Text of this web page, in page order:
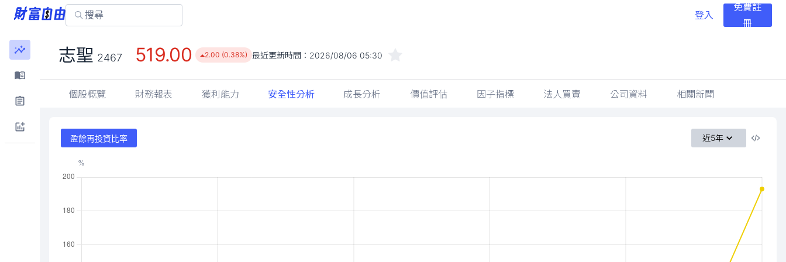
登入
免費註
冊
志聖 2467 519.00 2.00 (0.38%) 最近更新時間： 2026/08/06 05:30
個股概覽 財務報表 獲利能力 安全性分析 成長分析 價值評估 因子指標 法人買賣 公司資料 相關新聞
盈餘再投資比率 近5年